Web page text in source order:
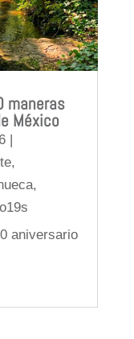
maneras
México
|
,
,
aniversario